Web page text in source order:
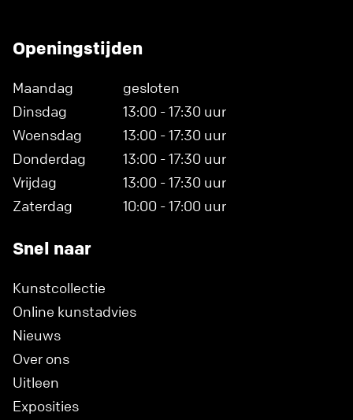
Openingstijden
Maandag
gesloten
Dinsdag
13:00 - 17:30 uur
Woensdag
13:00 - 17:30 uur
Donderdag
13:00 - 17:30 uur
Vrijdag
13:00 - 17:30 uur
Zaterdag
10:00 - 17:00 uur
Snel naar
Kunstcollectie
Online kunstadvies
Nieuws
Over ons
Uitleen
Exposities